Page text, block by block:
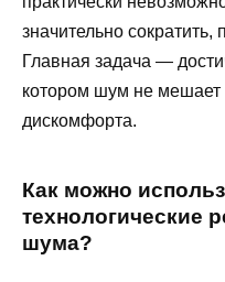
значительно
Главная задача —
котором шум не мешает
дискомфорта.
Как можно
технологические
шума?